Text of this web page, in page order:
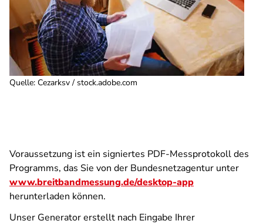
Quelle: Cezarksv / stock.adobe.com
Voraussetzung ist ein signiertes PDF-Messprotokoll des
Programms, das Sie von der Bundesnetzagentur unter
www.breitbandmessung.de/desktop-app
herunterladen können.
Unser Generator erstellt nach Eingabe Ihrer